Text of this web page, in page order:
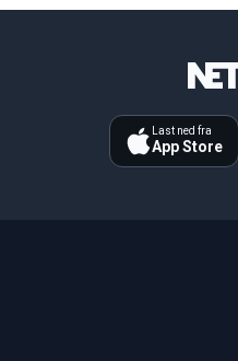
Last ned fra
App Store